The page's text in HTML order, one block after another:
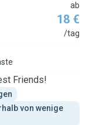
ab
18 €
/tag
Friends!
von wenige